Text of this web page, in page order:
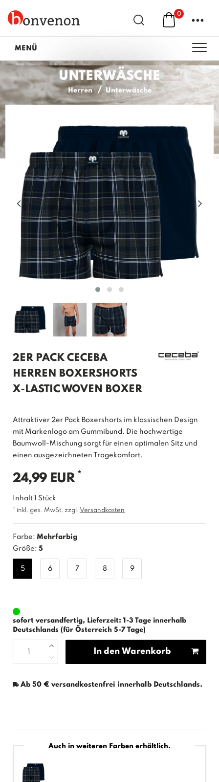
0 ...
MENÜ
UNTERWÄSCHE
Herren Unterwäsche
2ER PACK CECEBA
HERREN BOXERSHORTS
X-LASTIC WOVEN BOXER
Attraktiver 2er Pack Boxershorts im klassischen Design
mit Markenlogo am Gummibund. Die hochwertige
Baumwoll-Mischung sorgt für einen optimalen Sitz und
einen ausgezeichneten Tragekomfort.
24,99 EUR *
Inhalt1Stück
* inkl. ges. MwSt. zzgl. Versandkosten
Farbe: Mehrfarbig
Größe: 5
5 6 7 8 9
sofort versandfertig, Lieferzeit: 1-3 Tage innerhalb
Deutschlands (für Österreich 5-7 Tage)
In den Warenkorb
Ab 50 € versandkostenfrei innerhalb Deutschlands.
Auch in weiteren Farben erhältlich.